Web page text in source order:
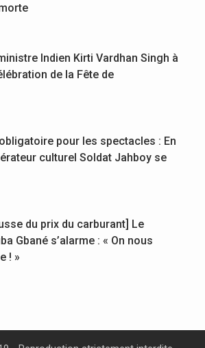
Indien Kirti Vardhan Singh à
de la Fête de
pour les spectacles : En
culturel Soldat Jahboy se
du prix du carburant] Le
Gbané s’alarme : « On nous
! »